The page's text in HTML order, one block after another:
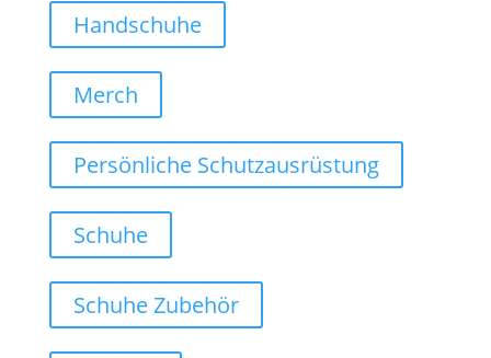
Handschuhe
Merch
Persönliche Schutzausrüstung
Schuhe
Schuhe Zubehör